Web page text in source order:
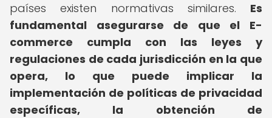
países existen normativas similares. Es
fundamental asegurarse de que el E-
commerce cumpla con las leyes y
regulaciones de cada jurisdicción en la que
opera, lo que puede implicar la
implementación de políticas de privacidad
específicas, la obtención de